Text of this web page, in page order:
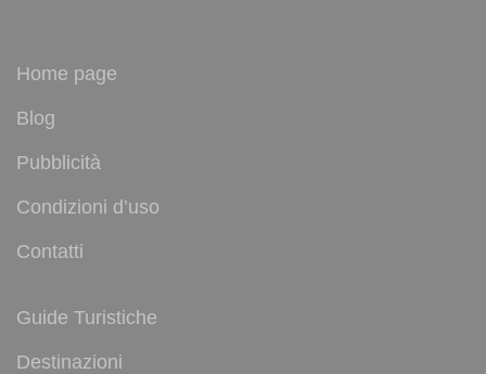
Home page
Blog
Pubblicità
Condizioni d’uso
Contatti
Guide Turistiche
Destinazioni